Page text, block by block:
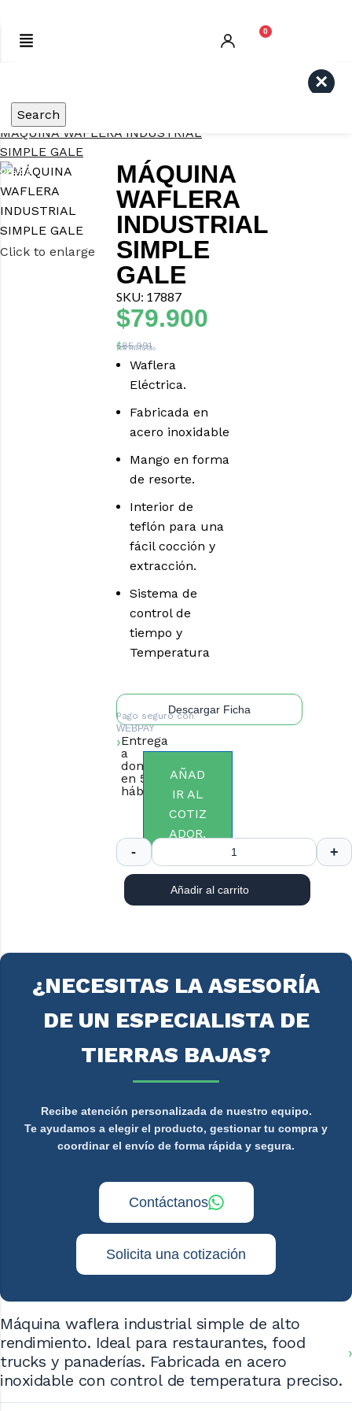
0
Search
por fuera, tierno por dentro
MÁQUINA WAFLERA INDUSTRIAL
SIMPLE GALE
OFERTA
OFERTA
Click to enlarge
MÁQUINA
WAFLERA
INDUSTRIAL
SIMPLE
GALE
SKU: 17887
$85.991
$79.900
IVA Incluido
Waflera
Eléctrica.
Fabricada en
acero inoxidable
Mango en forma
de resorte.
Interior de
teflón para una
fácil cocción y
extracción.
Sistema de
control de
tiempo y
Temperatura
Descargar Ficha
Pago seguro con
WEBPAY
Entrega
a
domicilio
en 5 días
hábiles.
AÑAD
IR AL
COTIZ
ADOR.
Añadir al carrito
¿NECESITAS LA ASESORÍA
DE UN ESPECIALISTA DE
TIERRAS BAJAS?
Recibe atención personalizada de nuestro equipo.
Te ayudamos a elegir el producto, gestionar tu compra y
coordinar el envío de forma rápida y segura.
Contáctanos
Solicita una cotización
Máquina waflera industrial simple de alto
rendimiento. Ideal para restaurantes, food
trucks y panaderías. Fabricada en acero
inoxidable con control de temperatura preciso.